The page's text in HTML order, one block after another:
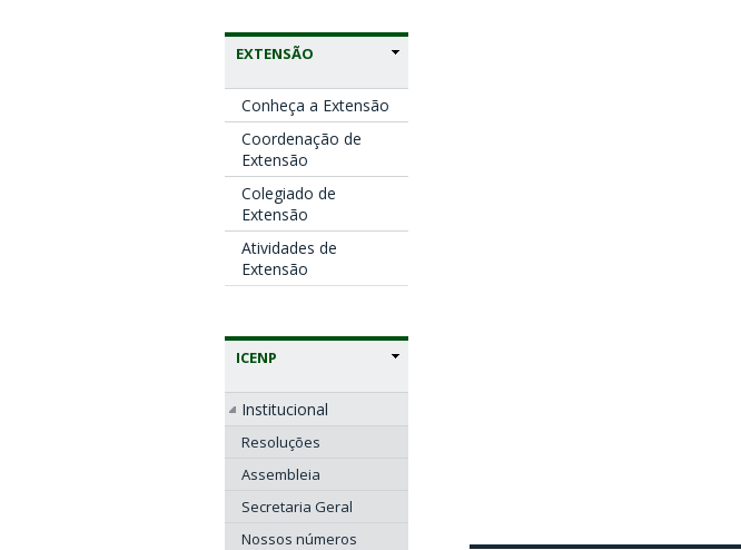
EXTENSÃO
Conheça a Extensão
Coordenação de
Extensão
Colegiado de
Extensão
Atividades de
Extensão
ICENP
Institucional
Resoluções
Assembleia
Secretaria Geral
Nossos números